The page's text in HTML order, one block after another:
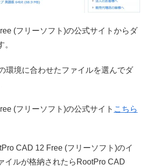
(フリーソフト)の公式サイトからダ
環境に合わせたファイルを選んでダ
(フリーソフト)の公式サイト こちら
CAD 12 Free (フリーソフト)のイ
イルが格納されたらRootPro CAD